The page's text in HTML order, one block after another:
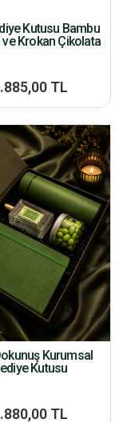
Kutusu Bambu
Krokan Çikolata
TL
Kurumsal
Kutusu
TL